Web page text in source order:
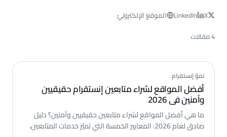
X
LinkedIn
الموقع الإلكترونيّ
4 مقالات
نموّ إنستقرام
أفضل المواقع لشراء متابعين إنستقرام حقيقيين
وآمنين في 2026
ما هي أفضل المواقع لشراء متابعين حقيقيين وآمنين؟ دليل
صادق لعام 2026: المعايير الخمسة التي تميّز خدمات المتابعين،